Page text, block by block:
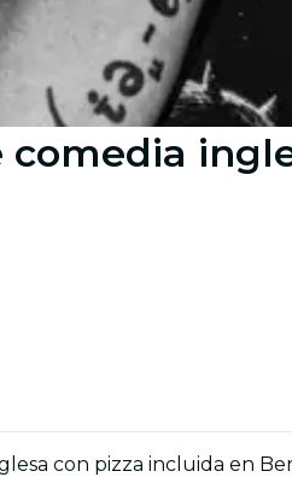
comedia
con pizza incluida en